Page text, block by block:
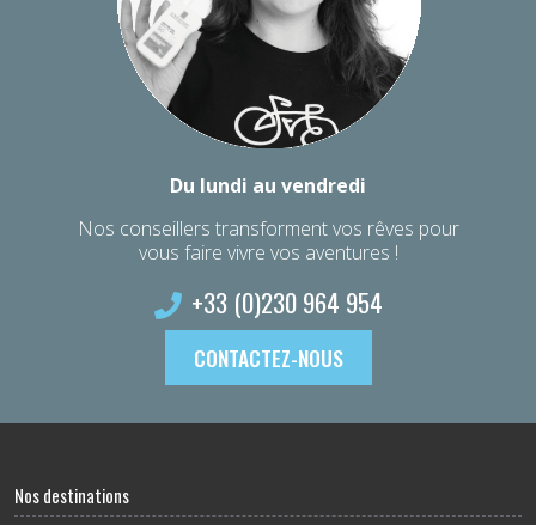
Du lundi au vendredi
Nos conseillers transforment vos rêves pour
vous faire vivre vos aventures !
+33 (0)230 964 954
CONTACTEZ-NOUS
Nos destinations